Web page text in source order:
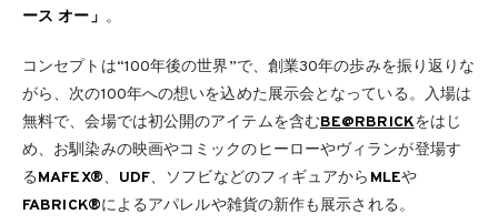
ース オー」 。
コンセプトは“100年後の世界”で、創業30年の歩みを振り返りな
がら、次の100年への想いを込めた展示会となっている。入場は
無料で、会場では初公開のアイテムを含むBE@RBRICKをはじ
め、お馴染みの映画やコミックのヒーローやヴィランが登場す
るMAFEX®、 UDF、ソフビなどのフィギュアから MLEや
FABRICK®によるアパレルや雑貨の新作も展示される。